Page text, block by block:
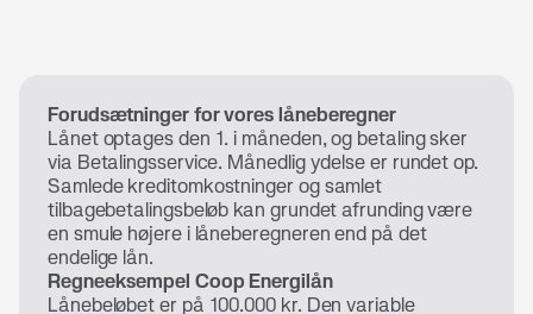
Forudsætninger for vores låneberegner
Lånet optages den 1. i måneden, og betaling sker
via Betalingsservice. Månedlig ydelse er rundet op.
Samlede kreditomkostninger og samlet
tilbagebetalingsbeløb kan grundet afrunding være
en smule højere i låneberegneren end på det
endelige lån.
Regneeksempel Coop Energilån
Lånebeløbet er på 100.000 kr. Den variable